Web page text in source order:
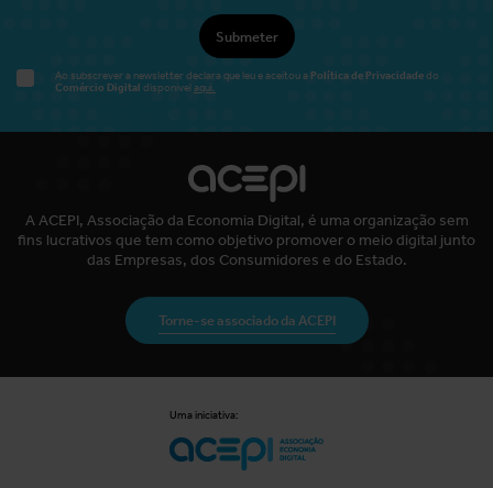
Submeter
Ao subscrever a newsletter declara que leu e aceitou a Política de Privacidadedo
Comércio Digital disponível aqui.
A ACEPI, Associação da Economia Digital, é uma organização sem
fins lucrativos que tem como objetivo promover o meio digital junto
das Empresas, dos Consumidores e do Estado.
Torne-se associado da ACEPI
Uma iniciativa: